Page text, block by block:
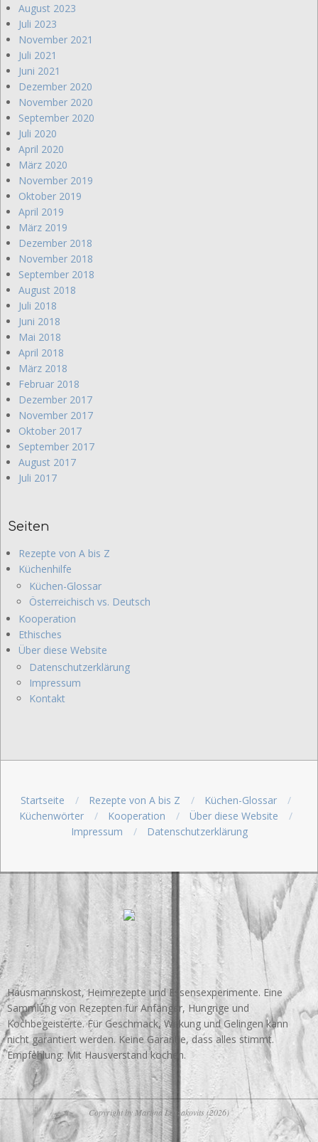
August 2023
Juli 2023
November 2021
Juli 2021
Juni 2021
Dezember 2020
November 2020
September 2020
Juli 2020
April 2020
März 2020
November 2019
Oktober 2019
April 2019
März 2019
Dezember 2018
November 2018
September 2018
August 2018
Juli 2018
Juni 2018
Mai 2018
April 2018
März 2018
Februar 2018
Dezember 2017
November 2017
Oktober 2017
September 2017
August 2017
Juli 2017
Seiten
Rezepte von A bis Z
Küchenhilfe
Küchen-Glossar
Österreichisch vs. Deutsch
Kooperation
Ethisches
Über diese Website
Datenschutzerklärung
Impressum
Kontakt
Startseite Rezepte von A bis Z
Küchen-Glossar
Küchenwörter
Kooperation
Über diese Website
Impressum
Datenschutzerklärung
Hausmannskost, Heimrezepte und Essensexperimente. Eine
Sammlung von Rezepten für Anfänger, Hungrige und
Kochbegeisterte. Für Geschmack, Wirkung und Gelingen kann
nicht garantiert werden. Keine Garantie, dass alles stimmt.
Empfehlung: Mit Hausverstand kochen.
Copyright by Martina Laszakovits (2026)